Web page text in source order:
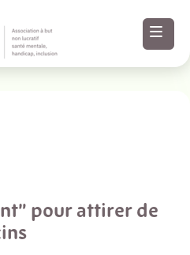
nos actualités
pour attirer de